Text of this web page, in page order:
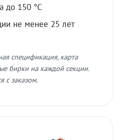
до 150 °C
не менее 25 лет
спецификация, карта
бирки на каждой секции.
с заказом.